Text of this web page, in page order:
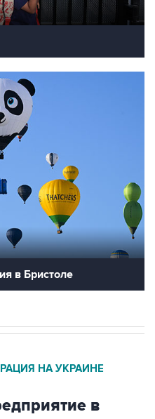
в Бристоле
НА УКРАИНЕ
в